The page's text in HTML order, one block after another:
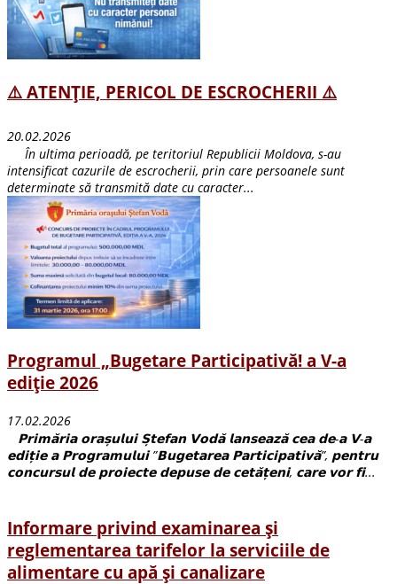
⚠️ ATENȚIE, PERICOL DE ESCROCHERII ⚠️
20.02.2026
În ultima perioadă, pe teritoriul Republicii Moldova, s-au
intensificat cazurile de escrocherii, prin care persoanele sunt
determinate să transmită date cu caracter...
Programul „Bugetare Participativă! a V-a
ediție 2026
17.02.2026
𝗣𝗿𝗶𝗺𝗮̆𝗿𝗶𝗮 𝗼𝗿𝗮𝘀̦𝘂𝗹𝘂𝗶 𝗦̦𝘁𝗲𝗳𝗮𝗻 𝗩𝗼𝗱𝗮̆ 𝗹𝗮𝗻𝘀𝗲𝗮𝘇𝗮̆ 𝗰𝗲𝗮 𝗱𝗲-𝗮 𝗩-𝗮
𝗲𝗱𝗶𝘁̦𝗶𝗲 𝗮 𝗣𝗿𝗼𝗴𝗿𝗮𝗺𝘂𝗹𝘂𝗶 ”𝗕𝘂𝗴𝗲𝘁𝗮𝗿𝗲𝗮 𝗣𝗮𝗿𝘁𝗶𝗰𝗶𝗽𝗮𝘁𝗶𝘃𝗮̆”, 𝗽𝗲𝗻𝘁𝗿𝘂
𝗰𝗼𝗻𝗰𝘂𝗿𝘀𝘂𝗹 𝗱𝗲 𝗽𝗿𝗼𝗶𝗲𝗰𝘁𝗲 𝗱𝗲𝗽𝘂𝘀𝗲 𝗱𝗲 𝗰𝗲𝘁𝗮̆𝘁̦𝗲𝗻𝗶, 𝗰𝗮𝗿𝗲 𝘃𝗼𝗿 𝗳𝗶...
Informare privind examinarea și
reglementarea tarifelor la serviciile de
alimentare cu apă și canalizare